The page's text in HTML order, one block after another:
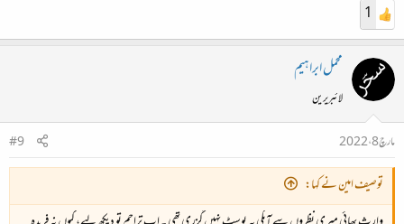
1
محمل ابراہیم
لائبریرین
مارچ 8، 2022
#9
توصیف امین نے کہا: